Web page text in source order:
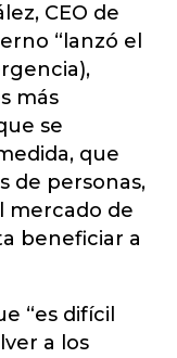
CEO de
“lanzó el
más
se
que
de personas,
mercado de
beneficiar a
“es difícil
a los